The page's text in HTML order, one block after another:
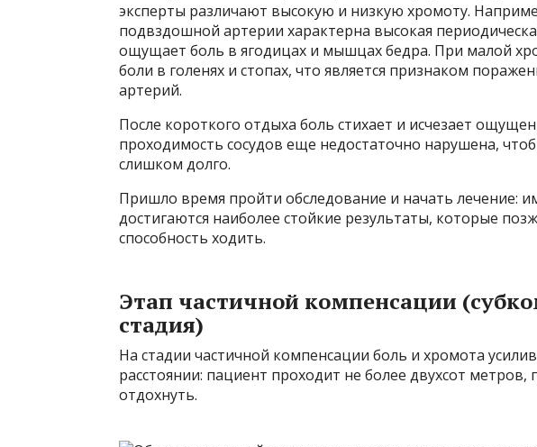
эксперты различают высокую и низкую хромоту.
подвздошной артерии характерна высокая
ощущает боль в ягодицах и мышцах бедра. При малой
боли в голенях и стопах, что является признаком
артерий.
После короткого отдыха боль стихает и исчезает
проходимость сосудов еще недостаточно нарушена,
слишком долго.
Пришло время пройти обследование и начать лечение:
достигаются наиболее стойкие результаты, которые
способность ходить.
Этап частичной компенсации
стадия)
На стадии частичной компенсации боль и хромота
расстоянии: пациент проходит не более двухсот метров,
отдохнуть.